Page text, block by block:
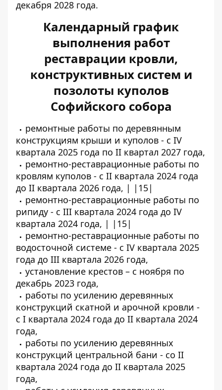
декабря 2028 года.
Календарный график
выполнения работ
реставрации кровли,
конструктивных систем и
позолоты куполов
Софийского собора
ремонтные работы по деревянным
конструкциям крыши и куполов - с IV
квартала 2025 года по II квартал 2027 года,
ремонтно-реставрационные работы по
кровлям куполов - с II квартала 2024 года
до II квартала 2026 года, | |15|
ремонтно-реставрационные работы по
рипиду - с III квартала 2024 года до IV
квартала 2024 года, | |15|
ремонтно-реставрационные работы по
водосточной системе - с IV квартала 2025
года до III квартала 2026 года,
установление крестов – с ноября по
декабрь 2023 года,
работы по усилению деревянных
конструкций скатной и арочной кровли -
с I квартала 2024 года до II квартала 2024
года,
работы по усилению деревянных
конструкций центральной бани - со II
квартала 2024 года до II квартала 2025
года,